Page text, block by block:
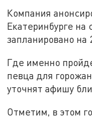
Компания
Екатеринбурге
запланировано на
Где именно
певца для
уточнят афишу
Отметим, в этом